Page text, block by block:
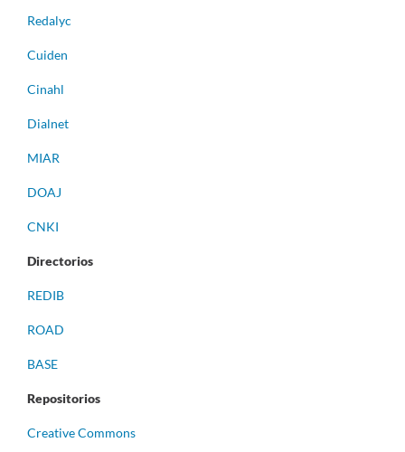
Redalyc
Cuiden
Cinahl
Dialnet
MIAR
DOAJ
CNKI
Directorios
REDIB
ROAD
BASE
Repositorios
Creative Commons